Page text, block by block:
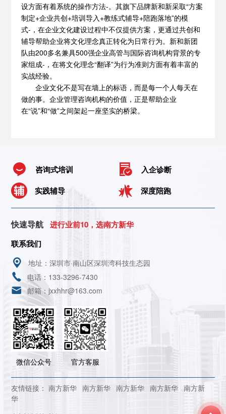
设方面有着系统的操作方法-。其旗下品牌新和新采取“方案
制定+企业共创+培训导入+教练式辅导+陪跑落地”的模
式-，在企业文化建设过程中不仅提供方案，更通过共创和
辅导帮助企业将文化理念真正转化为日常行为。新和新团
队由200多名兼具500强企业高管与国际咨询机构背景的专
家组成-，在将文化理念“翻译”为行为准则方面有着丰富的
实战经验。
企业文化不是写在墙上的标语，而是每一个人每天在
做的事。企业管理咨询机构的价值，正是帮助企业
在“说”和“做”之间架起一座坚实的桥梁。
咨询式培训
入企诊断
实践辅导
深度陪跑
快速导航
进行业前10，选南方新华
联系我们
地址：深圳市·南山区深圳湾科技生态园
电话：133-3296-7430
邮箱：jxxhhr@163.com
微信公众号 官方客服
友情链接：南方新华 南方新华 南方新华 南方新华 南方新
华